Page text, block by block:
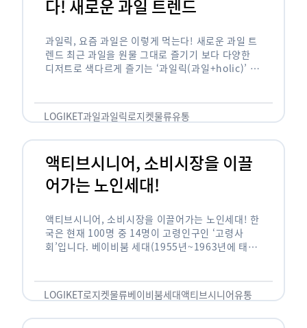
다! 새로운 과일 트렌드
과일릭, 요즘 과일은 이렇게 먹는다! 새로운 과일 트
렌드 최근 과일을 원물 그대로 즐기기 보다 다양한
디저트로 색다르게 즐기는 ‘과일릭(과일+holic)’ 트
…
LOGIKET과일과일릭로지켓물류유통
액티브시니어, 소비시장을 이끌
어가는 노인세대!
액티브시니어, 소비시장을 이끌어가는 노인세대! 한
국은 현재 100명 중 14명이 고령인구인 ‘고령사
회’입니다. 베이비붐 세대(1955년~1963년에 태어
오고 있습니다. 하지만 사회가 늙어가는 …
LOGIKET로지켓물류베이비붐세대액티브시니어유통